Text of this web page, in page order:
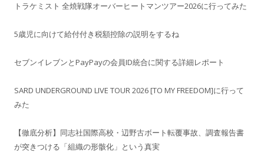
トラケミスト 全焼戦隊オーバーヒートマンツアー2026に行ってみた
5歳児に向けて給付付き税額控除の説明をするね
セブンイレブンとPayPayの会員ID統合に関する詳細レポート
SARD UNDERGROUND LIVE TOUR 2026 [TO MY FREEDOM]に行って
みた
【徹底分析】同志社国際高校・辺野古ボート転覆事故、調査報告書
が突きつける「組織の形骸化」という真実